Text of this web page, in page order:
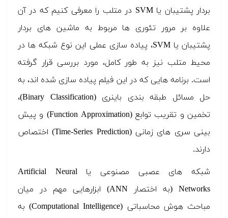
بردار پشتیبان یا SVM در متلب
را معرفی کنیم که در آن
علاوه بر مرور تئوری ها مربوط به ماشین های بردار
پشتیبان یا SVM، پیاده سازی عملی این نوع شبکه ها در
محیط متلب نیز به طور کامل، مورد بررسی قرار گرفته
است. برنامه هایی که در این فیلم پیاده سازی شده اند، به
حل مسائل طبقه بندی باینری (Binary Classification)،
تخمین و تقریب توابع (Function Approximation) و پیش
بینی سری های زمانی (Time-Series Prediction) اختصاص
دارند.
شبکه های عصبی مصنوعی یا Artificial Neural
Networks (به اختصار ANN) ابزارهایی مهم در میان
مباحث هوش محاسباتی (Computational Intelligence) به